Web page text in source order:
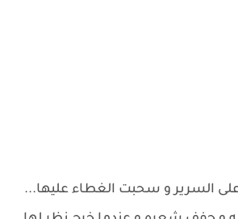
السرير و سحبت الغطاء عليها...